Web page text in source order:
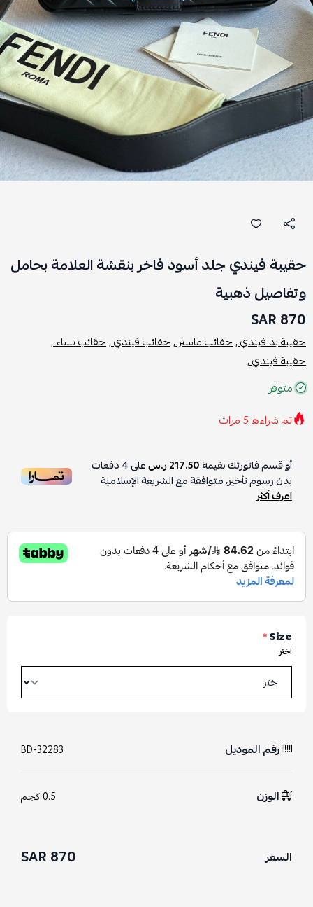
حقيبة فيندي جلد أسود فاخر بنقشة العلامة بحامل
وتفاصيل ذهبية
870 SAR
حقيبة يد فيندي ,حقائب ماستر ,حقائب فيندي ,حقائب نساء ,
حقيبة فيندي ,
متوفر
تم شراءه5مرات
أو قسم فاتورتك بقيمة217.50 ر.س على4دفعات
بدون رسوم تأخير، متوافقة مع الشريعة الإسلامية
اعرف أكثر
Size
*
اختر
رقم الموديل BD-32283
الوزن 0.5 كجم
السعر 870 SAR